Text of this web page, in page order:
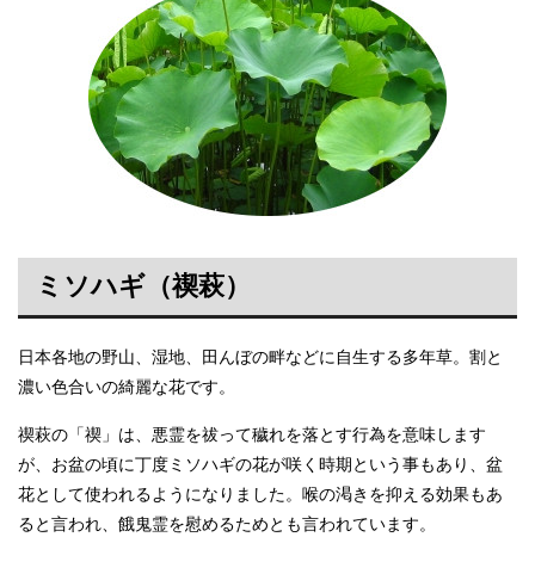
ミソハギ（禊萩）
日本各地の野山、湿地、田んぼの畔などに自生する多年草。割と
濃い色合いの綺麗な花です。
禊萩の「禊」は、悪霊を祓って穢れを落とす行為を意味します
が、お盆の頃に丁度ミソハギの花が咲く時期という事もあり、盆
花として使われるようになりました。喉の渇きを抑える効果もあ
ると言われ、餓鬼霊を慰めるためとも言われています。